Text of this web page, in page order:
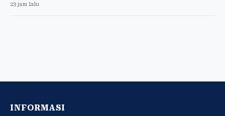
23 jam lalu
INFORMASI